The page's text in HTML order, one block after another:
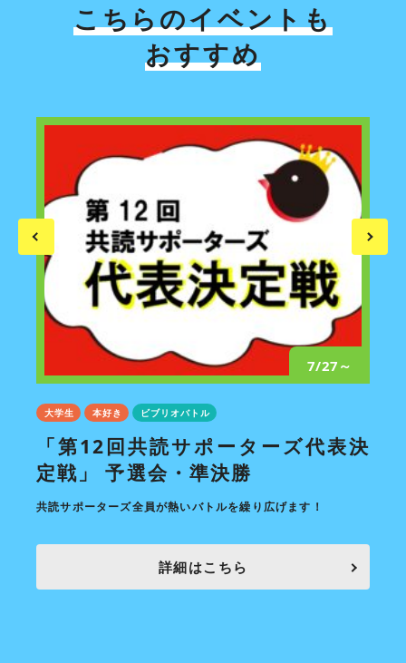
こちらのイベントも
おすすめ
7/27～
大学生 本好き ビブリオバトル
「第12回共読サポーターズ代表決
定戦」 予選会・準決勝
共読サポーターズ全員が熱いバトルを繰り広げます！
詳細はこちら